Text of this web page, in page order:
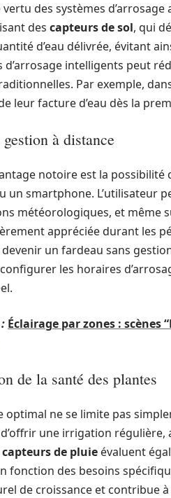
des systèmes
des capteurs de sol, qui
d’eau délivrée, évitant
d’arrosage intelligents peut
Par exemple,
leur facture d’eau dès la
à distance
notoire est la possibilité
un smartphone. L’utilisateur
météorologiques, et même
appréciée durant les
un fardeau sans
les horaires
Éclairage par zones :
de la santé des plantes
optimal ne se limite pas
une irrigation
capteurs de pluie évaluent
fonction des besoins
de croissance et contribue